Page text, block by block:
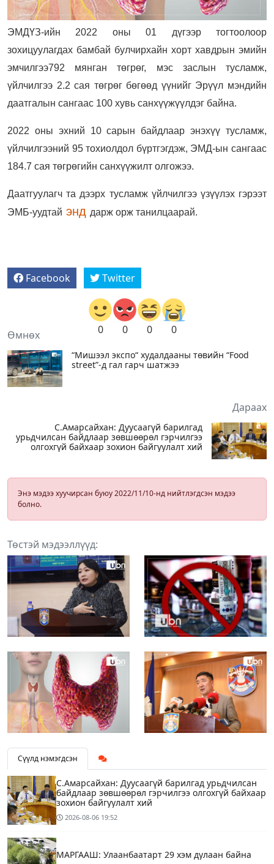
ЭМДҮЗ-ийн 2022 оны 01 дүгээр тогтоолоор
зохицуулагдах бамбай булчирхайн хорт хавдрын эмийн
эмчилгээ792 мянган төгрөг, мэс заслын тусламж,
үйлчилгээ 2.2 сая төгрөг бөгөөд үүнийг Эрүүл мэндийн
даатгалын сангаас 100 хувь санхүүжүүлдэг байна.
2022 оны эхний 10 сарын байдлаар энэхүү тусламж,
үйлчилгээний 95 тохиолдол бүртгэгдэж, ЭМД-ын сангаас
184.7 сая төгрөгийн санхүүжилт олгожээ.
Даатгуулагч та дээрх тусламж үйлчилгээ үзүүлэх гэрээт
ЭМБ-уудтай энд дарж орж танилцаарай.
Facebook Twitter
0 0 0 0
Өмнөх
“Мишээл экспо“ худалдааны төвийн “Food
street”-д гал гарч шатжээ
Дараах
С.Амарсайхан: Дуусаагүй барилгад
урьдчилсан байдлаар зөвшөөрөл гэрчилгээ
олгохгүй байхаар зохион байгуулалт хий
Энэ мэдээ хуучирсан буюу 2022/11/10-нд нийтлэгдсэн мэдээ
болно.
Төстэй мэдээллүүд:
Сүүлд нэмэгдсэн
С.Амарсайхан: Дуусаагүй барилгад урьдчилсан
байдлаар зөвшөөрөл гэрчилгээ олгохгүй байхаар
зохион байгуулалт хий
2026-08-06 19:52
МАРГААШ: Улаанбаатарт 29 хэм дулаан байна